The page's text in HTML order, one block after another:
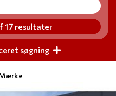
17 resultater
søgning